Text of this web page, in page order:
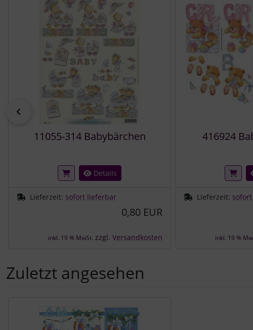
11055-314 Babybärchen
Details
Lieferzeit: sofort lieferbar
0,80 EUR
inkl. 19 % MwSt. zzgl. Versandkosten
416924
Lieferzeit:
inkl. 19 %
Zuletzt angesehen